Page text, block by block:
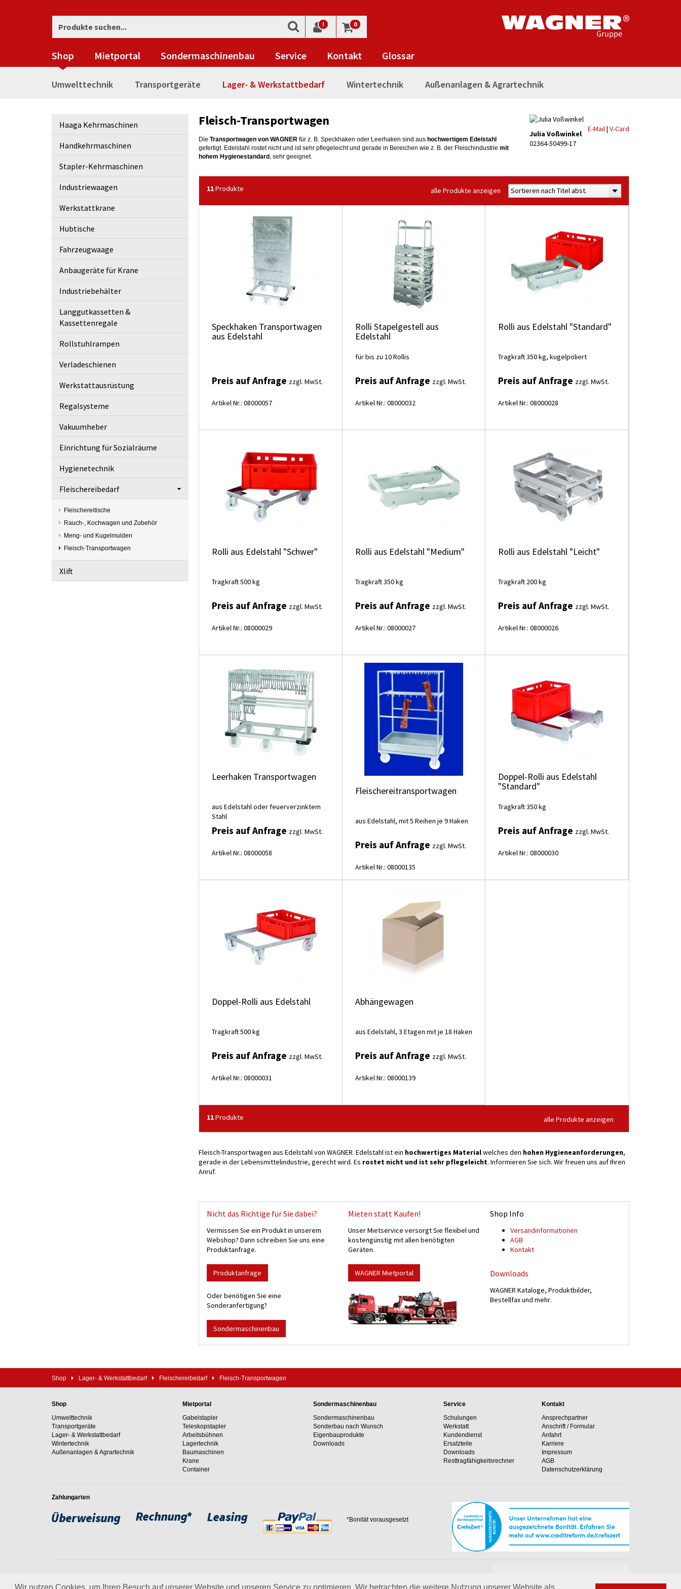
Wir nutzen Cookies, um Ihren Besuch auf unserer Website und unseren Service zu optimieren. Wir betrachten die weitere Nutzung unserer Website als
! 0
Shop Mietportal Sondermaschinenbau Service Kontakt Glossar
Umwelttechnik Transportgeräte Lager- & Werkstattbedarf Wintertechnik Außenanlagen & Agrartechnik
Haaga Kehrmaschinen
Handkehrmaschinen
Stapler-Kehrmaschinen
Industriewaagen
Werkstattkrane
Hubtische
Fahrzeugwaage
Anbaugeräte für Krane
Industriebehälter
Langgutkassetten &
Kassettenregale
Rollstuhlrampen
Verladeschienen
Werkstattausrüstung
Regalsysteme
Vakuumheber
Einrichtung für Sozialräume
Hygienetechnik
Fleischereibedarf
Fleischereitische
Rauch-, Kochwagen und Zubehör
Meng- und Kugelmulden
Fleisch-Transportwagen
Xlift
Fleisch-Transportwagen
Die Transportwagen von WAGNER für z. B. Speckhaken oder Leerhaken sind aus hochwertigem Edelstahl
gefertigt. Edelstahl rostet nicht und ist sehr pflegeleicht und gerade in Bereichen wie z. B. der Fleischindustrie mit
hohem Hygienestandard , sehr geeignet.
Julia Voßwinkel
02364-50499-17
E-Mail| V-Card
11Produkte Sortieren nach Titel abst.
alle Produkte anzeigen
Speckhaken Transportwagen
aus Edelstahl
Preis auf Anfrage zzgl. MwSt.
Artikel Nr.: 08000057
Rolli Stapelgestell aus
Edelstahl
für bis zu 10 Rollis
Preis auf Anfrage zzgl. MwSt.
Artikel Nr.: 08000032
Rolli aus Edelstahl "Standard"
Tragkraft 350 kg, kugelpoliert
Preis auf Anfrage zzgl. MwSt.
Artikel Nr.: 08000028
Rolli aus Edelstahl "Schwer"
Tragkraft 500 kg
Preis auf Anfrage zzgl. MwSt.
Artikel Nr.: 08000029
Rolli aus Edelstahl "Medium"
Tragkraft 350 kg
Preis auf Anfrage zzgl. MwSt.
Artikel Nr.: 08000027
Rolli aus Edelstahl "Leicht"
Tragkraft 200 kg
Preis auf Anfrage zzgl. MwSt.
Artikel Nr.: 08000026
Leerhaken Transportwagen
aus Edelstahl oder feuerverzinktem
Stahl
Preis auf Anfrage zzgl. MwSt.
Artikel Nr.: 08000058
Fleischereitransportwagen
aus Edelstahl, mit 5 Reihen je 9 Haken
Preis auf Anfrage zzgl. MwSt.
Artikel Nr.: 08000135
Doppel-Rolli aus Edelstahl
"Standard"
Tragkraft 350 kg
Preis auf Anfrage zzgl. MwSt.
Artikel Nr.: 08000030
Doppel-Rolli aus Edelstahl
Tragkraft 500 kg
Preis auf Anfrage zzgl. MwSt.
Artikel Nr.: 08000031
Abhängewagen
aus Edelstahl, 3 Etagen mit je 18 Haken
Preis auf Anfrage zzgl. MwSt.
Artikel Nr.: 08000139
11Produkte alle Produkte anzeigen
Fleisch-Transportwagen aus Edelstahl von WAGNER. Edelstahl ist ein hochwertiges Materialwelches den hohen Hygieneanforderungen,
gerade in der Lebensmittelindustrie, gerecht wird. Es rostet nicht und ist sehr pflegeleicht. Informieren Sie sich. Wir freuen uns auf Ihren
Anruf.
Nicht das Richtige für Sie dabei?
Vermissen Sie ein Produkt in unserem
Webshop? Dann schreiben Sie uns eine
Produktanfrage.
Produktanfrage
Oder benötigen Sie eine
Sonderanfertigung?
Sondermaschinenbau
Mieten statt Kaufen!
Unser Mietservice versorgt Sie flexibel und
kostengünstig mit allen benötigten
Geräten.
WAGNER Mietportal
Shop Info
Versand­informationen
AGB
Kontakt
Downloads
WAGNER Kataloge, Produktbilder,
Bestellfax und mehr.
Shop Lager- & Werkstattbedarf Fleischereibedarf Fleisch-Transportwagen
Shop
Umwelttechnik
Transportgeräte
Lager- & Werkstattbedarf
Wintertechnik
Außenanlagen & Agrartechnik
Mietportal
Gabelstapler
Teleskopstapler
Arbeitsbühnen
Lagertechnik
Baumaschinen
Krane
Container
Sondermaschinenbau
Sondermaschinenbau
Sonderbau nach Wunsch
Eigenbauprodukte
Downloads
Service
Schulungen
Werkstatt
Kundendienst
Ersatzteile
Downloads
Resttragfähig­keits­rechner
Kontakt
Ansprechpartner
Anschrift / Formular
Anfahrt
Karriere
Impressum
AGB
Datenschutzerklärung
Zahlungarten
*Bonität vorausgesetzt
Weltweit setzen wir unsere Erfahrungswerte und unser Streben nach innovativen Lösungen in unvergleichliche Anlagen
um. Erfahren Sie mehr über uns. mehr über Wagner +49 02364 50499-0